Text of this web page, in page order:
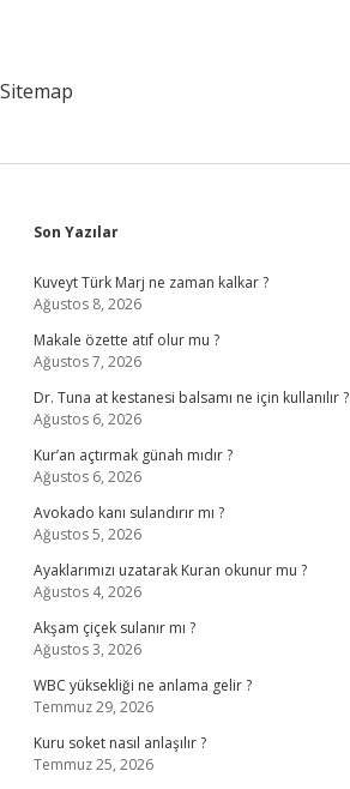
Sitemap
Sidebar
Son Yazılar
Kuveyt Türk Marj ne zaman kalkar ?
Ağustos 8, 2026
Makale özette atıf olur mu ?
Ağustos 7, 2026
Dr. Tuna at kestanesi balsamı ne için kullanılır ?
Ağustos 6, 2026
Kur’an açtırmak günah mıdır ?
Ağustos 6, 2026
Avokado kanı sulandırır mı ?
Ağustos 5, 2026
Ayaklarımızı uzatarak Kuran okunur mu ?
Ağustos 4, 2026
Akşam çiçek sulanır mı ?
Ağustos 3, 2026
WBC yüksekliği ne anlama gelir ?
Temmuz 29, 2026
Kuru soket nasıl anlaşılır ?
Temmuz 25, 2026